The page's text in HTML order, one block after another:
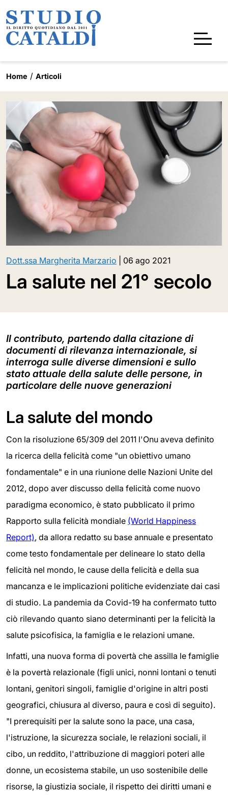
Home Articoli
Dott.ssa Margherita Marzario 06 ago 2021
La salute nel 21° secolo
Il contributo, partendo dalla citazione di
documenti di rilevanza internazionale, si
interroga sulle diverse dimensioni e sullo
stato attuale della salute delle persone, in
particolare delle nuove generazioni
La salute del mondo
Con la risoluzione 65/309 del 2011 l'Onu aveva definito
la ricerca della felicità come "un obiettivo umano
fondamentale" e in una riunione delle Nazioni Unite del
2012, dopo aver discusso della felicità come nuovo
paradigma economico, è stato pubblicato il primo
Rapporto sulla felicità mondiale (World Happiness
Report), da allora redatto su base annuale e presentato
come testo fondamentale per delineare lo stato della
felicità nel mondo, le cause della felicità e della sua
mancanza e le implicazioni politiche evidenziate dai casi
di studio. La pandemia da Covid-19 ha confermato tutto
ciò rilevando quanto siano determinanti per la felicità la
salute psicofisica, la famiglia e le relazioni umane.
Infatti, una nuova forma di povertà che assilla le famiglie
è la povertà relazionale (figli unici, nonni lontani o tenuti
lontani, genitori singoli, famiglie d'origine in altri posti
geografici, chiusura al diverso, paura e così di seguito).
"I prerequisiti per la salute sono la pace, una casa,
l'istruzione, la sicurezza sociale, le relazioni sociali, il
cibo, un reddito, l'attribuzione di maggiori poteri alle
donne, un ecosistema stabile, un uso sostenibile delle
risorse, la giustizia sociale, il rispetto dei diritti umani e